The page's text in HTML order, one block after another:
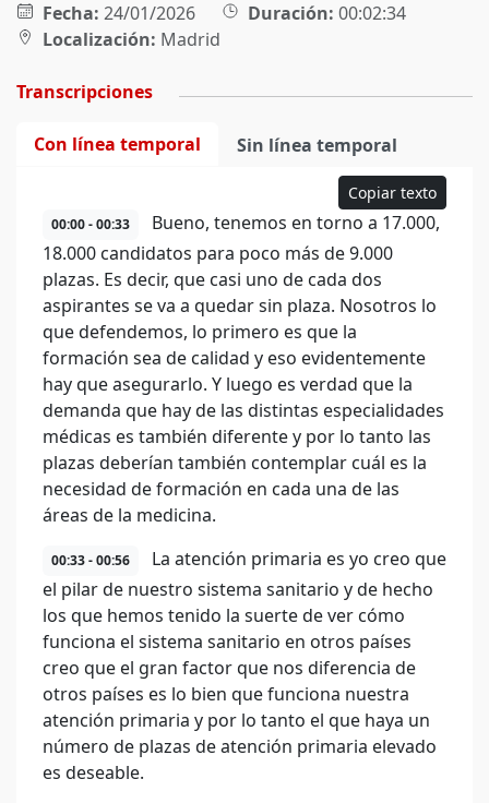
Fecha: 24/01/2026 Duración: 00:02:34
Localización: Madrid
Transcripciones
Con línea temporal Sin línea temporal
Copiar texto
00:00 - 00:33
Bueno, tenemos en torno a 17.000,
18.000 candidatos para poco más de 9.000
plazas. Es decir, que casi uno de cada dos
aspirantes se va a quedar sin plaza. Nosotros lo
que defendemos, lo primero es que la
formación sea de calidad y eso evidentemente
hay que asegurarlo. Y luego es verdad que la
demanda que hay de las distintas especialidades
médicas es también diferente y por lo tanto las
plazas deberían también contemplar cuál es la
necesidad de formación en cada una de las
áreas de la medicina.
00:33 - 00:56
La atención primaria es yo creo que
el pilar de nuestro sistema sanitario y de hecho
los que hemos tenido la suerte de ver cómo
funciona el sistema sanitario en otros países
creo que el gran factor que nos diferencia de
otros países es lo bien que funciona nuestra
atención primaria y por lo tanto el que haya un
número de plazas de atención primaria elevado
es deseable.